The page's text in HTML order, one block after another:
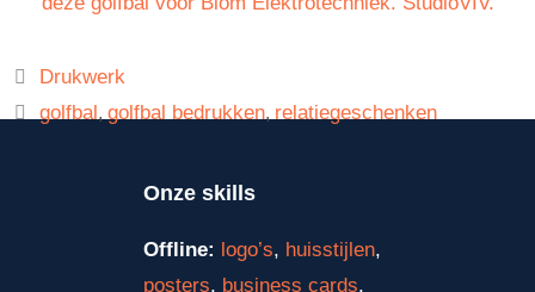
Drukwerk
golfbal, golfbal bedrukken, relatiegeschenken
Onze skills
Offline: logo’s, huisstijlen,
posters, business cards,